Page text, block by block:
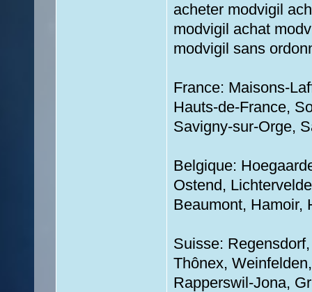
acheter modvigil
modvigil achat
modvigil sans
France: Maisons-
Hauts-de-France,
Savigny-sur-Orge,
Belgique:
Ostend,
Beaumont, Hamoir,
Suisse:
Thônex,
Rapperswil-Jona,